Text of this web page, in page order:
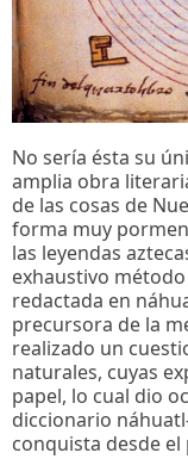
No sería ésta su
amplia obra
de las cosas de
forma muy
las leyendas
exhaustivo
redactada en
precursora de la
realizado un
naturales, cuyas
papel, lo cual dio
diccionario
conquista desde